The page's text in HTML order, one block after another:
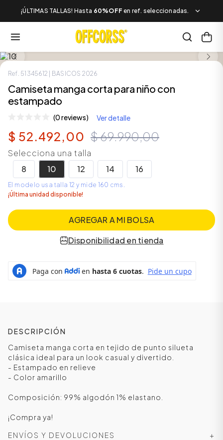
¡ÚLTIMAS TALLAS! Hasta 60%OFF en ref. seleccionadas.
LOOK COMPLETO
Ref. 51345612 | BASICOS 2026
Camiseta manga corta para niño con
estampado
(0 reviews) Ver detalle
$ 52.492,00 $69.990,00
Selecciona una talla
8
10 12 14 16
El modelo usa talla 12 y mide 160 cms.
¡Última unidad disponible!
AGREGAR A MI BOLSA
Disponibilidad en tienda
DESCRIPCIÓN
Camiseta manga corta en tejido de punto silueta
clásica ideal para un look casual y divertido.
- Estampado en relieve
- Color amarillo
Composición: 99% algodón 1% elastano.
¡Compra ya!
ENVÍOS Y DEVOLUCIONES
+